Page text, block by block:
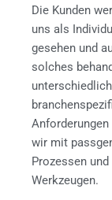
Die Kunden
uns als
gesehen und
solches
Anforderungen
wir mit
Prozessen und
Werkzeugen.